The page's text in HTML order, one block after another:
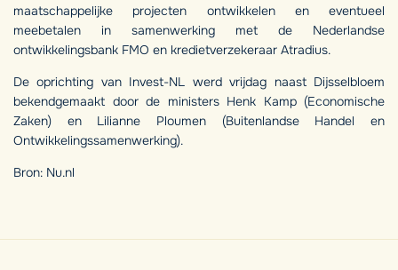
maatschappelijke projecten ontwikkelen en eventueel
meebetalen in samenwerking met de Nederlandse
ontwikkelingsbank FMO en kredietverzekeraar Atradius.
De oprichting van Invest-NL werd vrijdag naast Dijsselbloem
bekendgemaakt door de ministers Henk Kamp (Economische
Zaken) en Lilianne Ploumen (Buitenlandse Handel en
Ontwikkelingssamenwerking).
Bron: Nu.nl